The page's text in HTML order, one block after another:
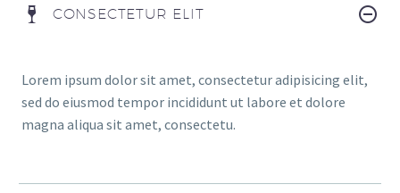
CONSECTETUR ELIT
Lorem ipsum dolor sit amet, consectetur adipisicing elit,
sed do eiusmod tempor incididunt ut labore et dolore
magna aliqua sit amet, consectetu.